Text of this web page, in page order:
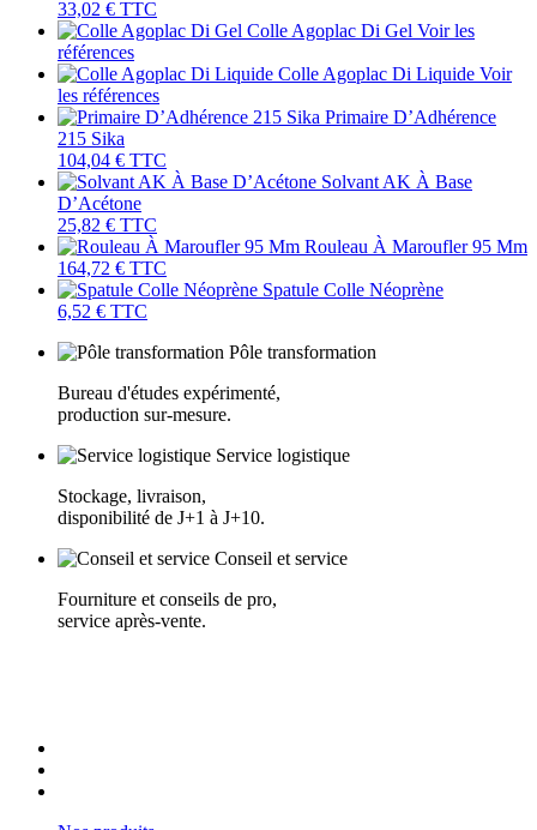
33,02 € TTC
Colle Agoplac Di Gel Voir les
références
Colle Agoplac Di Liquide Voir
les références
Primaire D’Adhérence
215 Sika
104,04 € TTC
Solvant AK À Base
D’Acétone
25,82 € TTC
Rouleau À Maroufler 95 Mm
164,72 € TTC
Spatule Colle Néoprène
6,52 € TTC
Pôle transformation
Bureau d'études expérimenté,
production sur-mesure.
Service logistique
Stockage, livraison,
disponibilité de J+1 à J+10.
Conseil et service
Fourniture et conseils de pro,
service après-vente.